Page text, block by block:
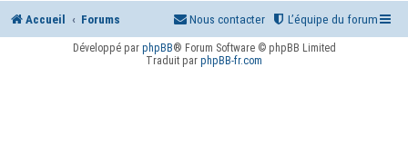
Accueil Forums L’équipe du forum
Nous contacter
Développé par phpBB® Forum Software © phpBB Limited
Traduit par phpBB-fr.com